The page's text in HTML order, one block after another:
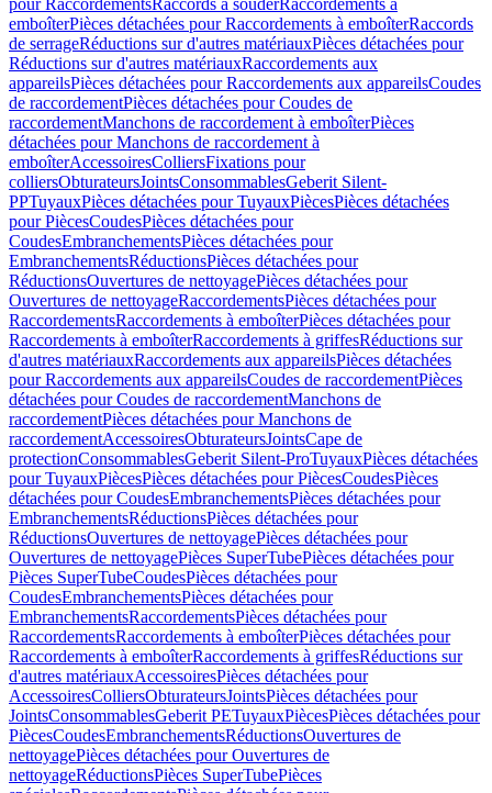
pour RaccordementsRaccords à souderRaccordements à
emboîterPièces détachées pour Raccordements à emboîterRaccords
de serrageRéductions sur d'autres matériauxPièces détachées pour
Réductions sur d'autres matériauxRaccordements aux
appareilsPièces détachées pour Raccordements aux appareilsCoudes
de raccordementPièces détachées pour Coudes de
raccordementManchons de raccordement à emboîterPièces
détachées pour Manchons de raccordement à
emboîterAccessoiresColliersFixations pour
colliersObturateursJointsConsommablesGeberit Silent-
PPTuyauxPièces détachées pour TuyauxPiècesPièces détachées
pour PiècesCoudesPièces détachées pour
CoudesEmbranchementsPièces détachées pour
EmbranchementsRéductionsPièces détachées pour
RéductionsOuvertures de nettoyagePièces détachées pour
Ouvertures de nettoyageRaccordementsPièces détachées pour
RaccordementsRaccordements à emboîterPièces détachées pour
Raccordements à emboîterRaccordements à griffesRéductions sur
d'autres matériauxRaccordements aux appareilsPièces détachées
pour Raccordements aux appareilsCoudes de raccordementPièces
détachées pour Coudes de raccordementManchons de
raccordementPièces détachées pour Manchons de
raccordementAccessoiresObturateursJointsCape de
protectionConsommablesGeberit Silent-ProTuyauxPièces détachées
pour TuyauxPiècesPièces détachées pour PiècesCoudesPièces
détachées pour CoudesEmbranchementsPièces détachées pour
EmbranchementsRéductionsPièces détachées pour
RéductionsOuvertures de nettoyagePièces détachées pour
Ouvertures de nettoyagePièces SuperTubePièces détachées pour
Pièces SuperTubeCoudesPièces détachées pour
CoudesEmbranchementsPièces détachées pour
EmbranchementsRaccordementsPièces détachées pour
RaccordementsRaccordements à emboîterPièces détachées pour
Raccordements à emboîterRaccordements à griffesRéductions sur
d'autres matériauxAccessoiresPièces détachées pour
AccessoiresColliersObturateursJointsPièces détachées pour
JointsConsommablesGeberit PETuyauxPiècesPièces détachées pour
PiècesCoudesEmbranchementsRéductionsOuvertures de
nettoyagePièces détachées pour Ouvertures de
nettoyageRéductionsPièces SuperTubePièces